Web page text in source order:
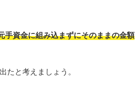
手資金に組み込まずにそのままの金額
たと考えましょう。